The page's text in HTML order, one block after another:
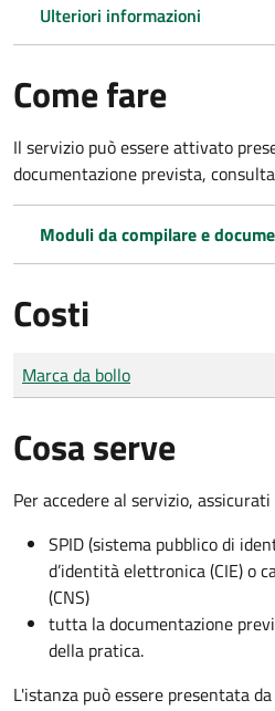
Ulteriori informazioni
Come fare
Il servizio può essere attivato
documentazione prevista,
Moduli da compilare e
Costi
Tipo di pagamento
Importo
Marca da bollo
Cosa serve
Per accedere al servizio,
SPID (sistema pubblico di
d’identità elettronica (CIE) o
(CNS)
tutta la documentazione
della pratica.
L'istanza può essere presentata